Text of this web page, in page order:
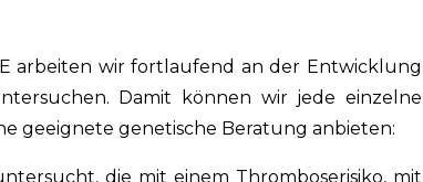
arbeiten wir fortlaufend an der Entwicklung
Damit können wir jede einzelne
geeignete genetische Beratung anbieten:
die mit einem Thromboserisiko, mit